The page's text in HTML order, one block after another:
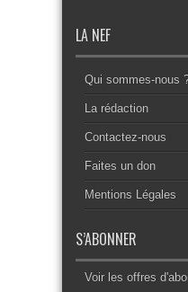
LA NEF
Qui sommes-nous
La rédaction
Contactez-nous
Faites un don
Mentions Légales
S’ABONNER
Voir les offres